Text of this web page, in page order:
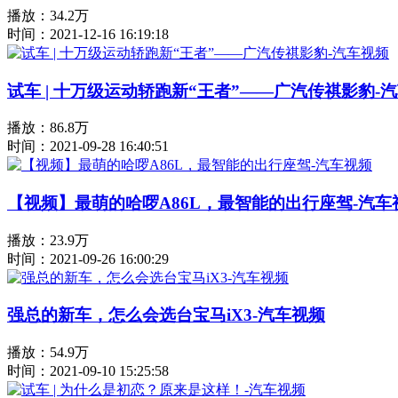
播放：34.2万
时间：2021-12-16 16:19:18
试车 | 十万级运动轿跑新“王者”——广汽传祺影豹-
播放：86.8万
时间：2021-09-28 16:40:51
【视频】最萌的哈啰A86L，最智能的出行座驾-汽车
播放：23.9万
时间：2021-09-26 16:00:29
强总的新车，怎么会选台宝马iX3-汽车视频
播放：54.9万
时间：2021-09-10 15:25:58